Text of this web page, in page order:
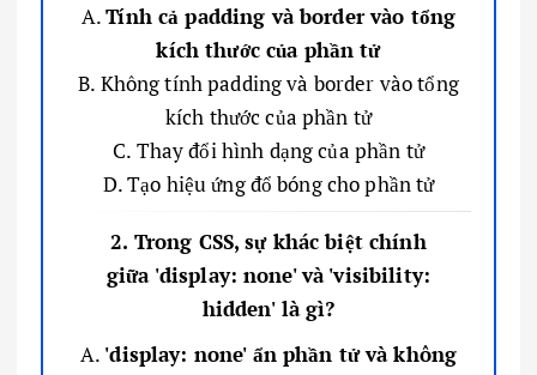
A.Tính cả padding và border vào tổng
kích thước của phần tử
B. Không tính padding và border vào tổng
kích thước của phần tử
C. Thay đổi hình dạng của phần tử
D. Tạo hiệu ứng đổ bóng cho phần tử
2. Trong CSS, sự khác biệt chính
giữa 'display: none' và 'visibility:
hidden' là gì?
A. 'display: none' ẩn phần tử và không